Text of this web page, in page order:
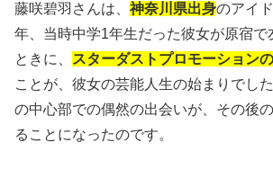
藤咲碧羽さんは、 神奈川県出身のアイ
年、当時中学1年生だった彼女が原宿で
ときに、
スターダストプロモーション
ことが、彼女の芸能人生の始まりでし
の中心部での偶然の出会いが、その後
ることになったのです。